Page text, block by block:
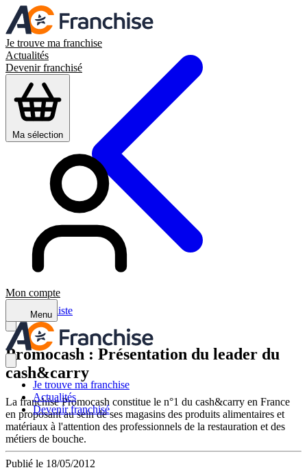
Je trouve ma franchise
Actualités
Devenir franchisé
Ma sélection
Mon compte
Menu
Je trouve ma franchise
Actualités
Devenir franchisé
Retour à la liste
Promocash : Présentation du leader du
cash&carry
La franchise Promocash constitue le n°1 du cash&carry en France
en proposant au sein de ses magasins des produits alimentaires et
matériaux à l'attention des professionnels de la restauration et des
métiers de bouche.
Publié le 18/05/2012